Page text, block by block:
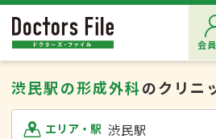
会
渋民駅の形成外科のクリニ
エリア・駅 渋民駅